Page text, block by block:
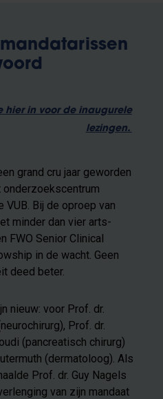
mandatarissen
hier in voor de inaugurele
lezingen.
grand cru jaar geworden
onderzoekscentrum
VUB. Bij de oproep van
minder dan vier arts-
FWO Senior Clinical
in de wacht. Geen
deed beter.
nieuw: voor Prof. dr.
Prof. dr.
(pancreatisch chirurg)
(dermatoloog). Als
Prof. dr. Guy Nagels
van zijn mandaat